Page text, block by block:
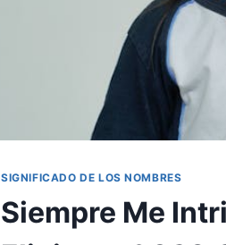
SIGNIFICADO DE LOS NOMBRES
Siempre Me